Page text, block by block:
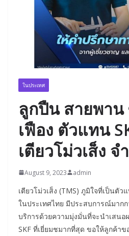
ในประเทศ
ลูกปืน สายพาน
เฟือง ตัวแทน
เตียวโม่วเส็ง จ
August 9, 2023 admin
เตียวโม่วเส็ง (TMS) ภูมิใจที่เป็นตัว
ในประเทศไทย มีประสบการณ์มาก
บริการด้วยความมุ่งมั่นที่จะนำเสน
SKF ที่เยี่ยมชมากที่สุด ขอให้ลูกค้าข